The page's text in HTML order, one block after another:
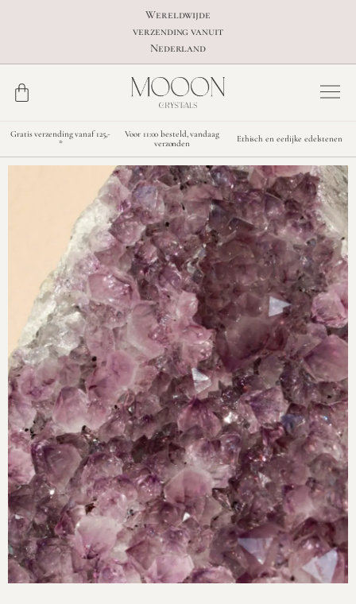
Wereldwijde
verzending vanuit
Nederland
Gratis verzending vanaf 125,-
*
Voor 11:00 besteld, vandaag
verzonden
Ethisch en eerlijke edelstenen